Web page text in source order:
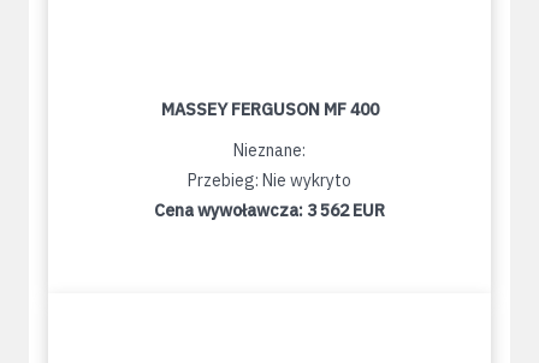
MASSEY FERGUSON MF 400
Nieznane:
Przebieg: Nie wykryto
Cena wywoławcza: 3 562 EUR